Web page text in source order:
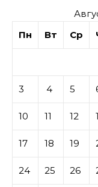
Пн
Вт Ср
3 4 5
10 11 12
17 18 19
24 25 26